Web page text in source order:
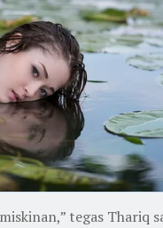
tegas Thariq